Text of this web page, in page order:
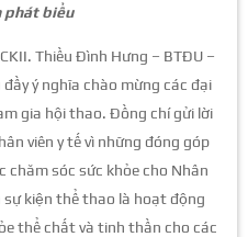
phát biểu
Thiều Đình Hưng – BTĐU –
ý nghĩa chào mừng các đại
gia hội thao. Đồng chí gửi lời
viên y tế vì những đóng góp
sóc sức khỏe cho Nhân
kiện thể thao là hoạt động
thể chất và tinh thần cho các